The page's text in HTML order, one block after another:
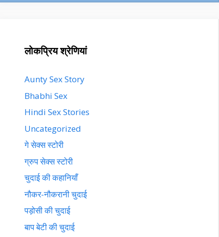
लोकप्रिय श्रेणियां
Aunty Sex Story
Bhabhi Sex
Hindi Sex Stories
Uncategorized
गे सेक्स स्टोरी
ग्रुप सेक्स स्टोरी
चुदाई की कहानियाँ
नौकर-नौकरानी चुदाई
पड़ोसी की चुदाई
बाप बेटी की चुदाई